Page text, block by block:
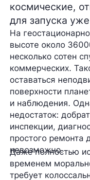
космические,
для запуска
На
высоте около
несколько сотен
коммерческих.
оставаться
поверхности
и наблюдения.
недостаток:
инспекции,
простого ремонта
невозможно.
Даже полностью
временем
требует